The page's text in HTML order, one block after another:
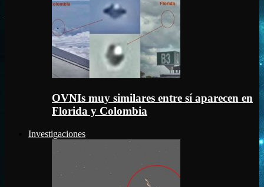
OVNIs muy similares entre sí aparecen en
Florida y Colombia
Investigaciones